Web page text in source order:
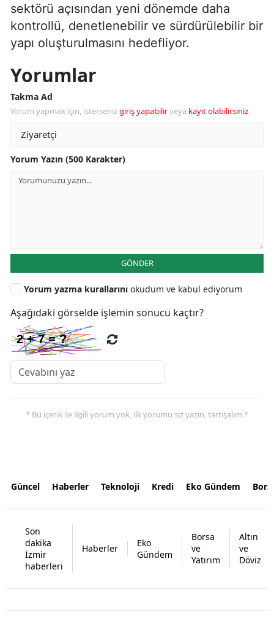
sektörü açısından yeni dönemde daha
kontrollü, denetlenebilir ve sürdürülebilir bir
yapı oluşturulmasını hedefliyor.
Yorumlar
Takma Ad
Yorum yapmak için, istersenizgiriş yapabilirveya kayıt olabilirsiniz.
Yorum Yazın (500 Karakter)
GÖNDER
Yorum yazma kurallarını okudum ve kabul ediyorum
Aşağıdaki görselde işlemin sonucu kaçtır?
* Bu içerik ile ilgili yorum yok, ilk yorumu siz yazın, tartışalım *
Güncel Haberler Teknoloji Kredi Eko Gündem
Son
dakika
İzmir
haberleri
Haberler
Eko
Gündem
Borsa
ve
Yatırım
Altın
ve
Döviz